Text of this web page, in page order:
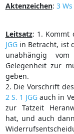
Aktenzeichen: 3
Leitsatz: 1. Kommt
JGGin Betracht, ist
unabhängig
Gelegenheit zur
geben.
2. Die Vorschrift des
2 S. 1 JGG auch in
zur Tatzeit
hat, und auch